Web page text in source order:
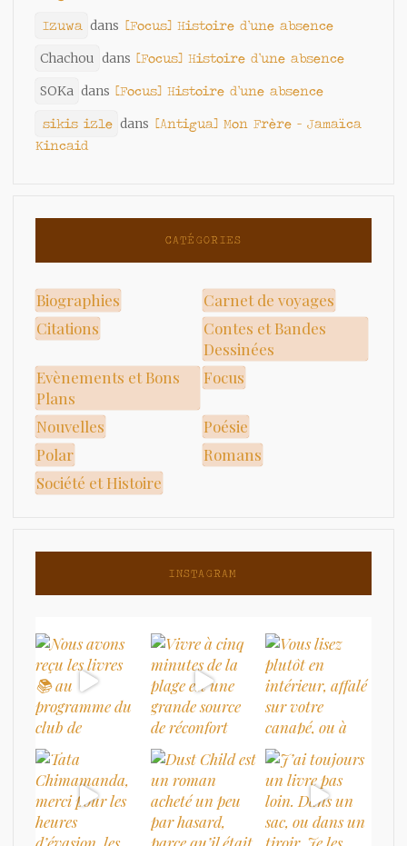
Izuwa dans [Focus] Histoire d’une absence
Chachou dans [Focus] Histoire d’une absence
SOKa dans [Focus] Histoire d’une absence
sikis izle dans [Antigua] Mon Frère – Jamaïca
Kincaid
CATÉGORIES
Biographies
Carnet de voyages
Citations
Contes et Bandes
Dessinées
Evènements et Bons
Plans
Focus
Nouvelles
Poésie
Polar
Romans
Société et Histoire
INSTAGRAM